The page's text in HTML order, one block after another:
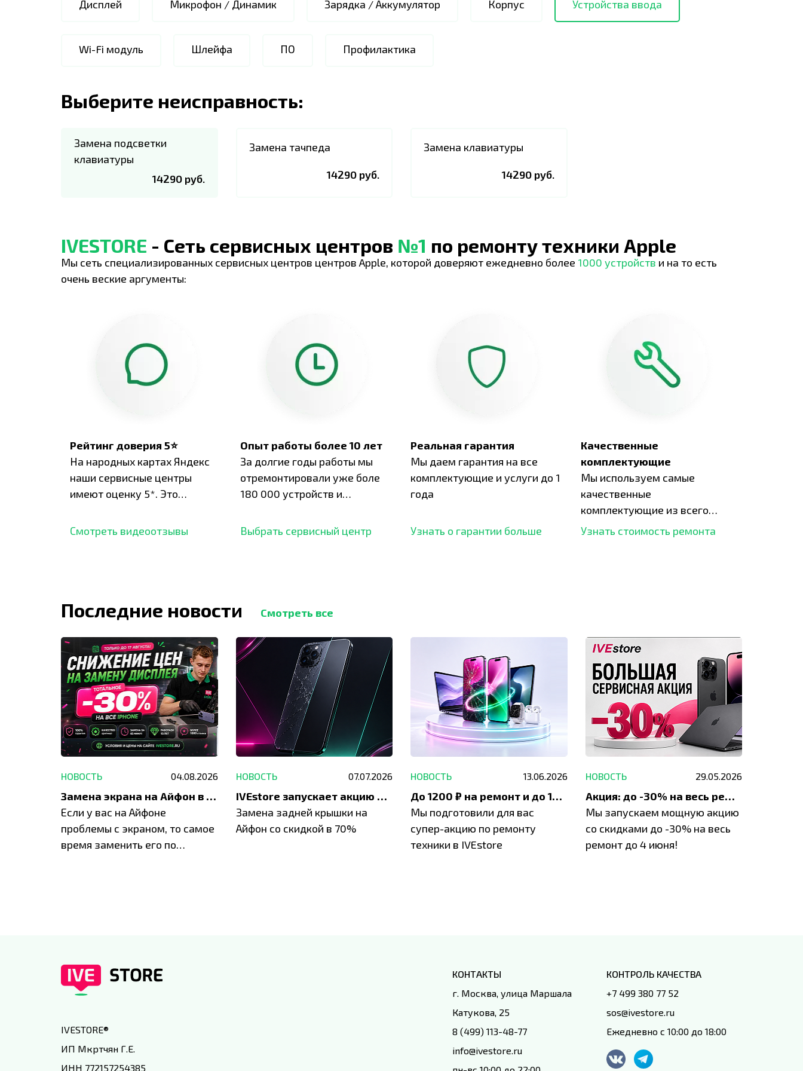
Дисплей Микрофон / Динамик Зарядка / Аккумулятор Корпус Устройства ввода
Wi-Fi модуль Шлейфа ПО Профилактика
Выберите неисправность:
Замена подсветки
клавиатуры
14290 руб.
Замена тачпеда
14290 руб.
Замена клавиатуры
14290 руб.
IVESTORE - Сеть сервисных центров №1 по ремонту техники Apple
Мы сеть специализированных сервисных центров центров Apple, которой доверяют ежедневно более 1000 устройств и на то есть
очень веские аргументы:
Рейтинг доверия 5⭐
На народных картах Яндекс
наши сервисные центры
имеют оценку 5*. Это
отзывов,
Смотреть видеоотзывы
Опыт работы более 10 лет
За долгие годы работы мы
отремонтировали уже боле
180 000 устройств и
опыт.
Выбрать сервисный центр
Реальная гарантия
Мы даем гарантия на все
комплектующие и услуги до 1
года
Узнать о гарантии больше
Качественные
комплектующие
Мы используем самые
качественные
комплектующие из всего
рынка и используем самое
Узнать стоимость ремонта
Последние новости Смотреть все
НОВОСТЬ 04.08.2026
Замена экрана на Айфон в Москве и Балашихе
Если у вас на Айфоне
проблемы с экраном, то самое
время заменить его по
НОВОСТЬ 07.07.2026
IVEstore запускает акцию на замену заднего стекла
Замена задней крышки на
Айфон со скидкой в 70%
НОВОСТЬ 13.06.2026
До 1200 ₽ на ремонт и до 1500 ₽ на покупку техники Apple
Мы подготовили для вас
супер-акцию по ремонту
техники в IVEstore
НОВОСТЬ 29.05.2026
Акция: до -30% на весь ремонт техники Apple
Мы запускаем мощную акцию
со скидками до -30% на весь
ремонт до 4 июня!
IVESTORE®
ИП Мкртчян Г.Е.
ИНН 772157254385
КОНТАКТЫ
г. Москва, улица Маршала
Катукова, 25
8 (499) 113-48-77
info@ivestore.ru
КОНТРОЛЬ КАЧЕСТВА
+7 499 380 77 52
sos@ivestore.ru
Ежедневно с 10:00 до 18:00